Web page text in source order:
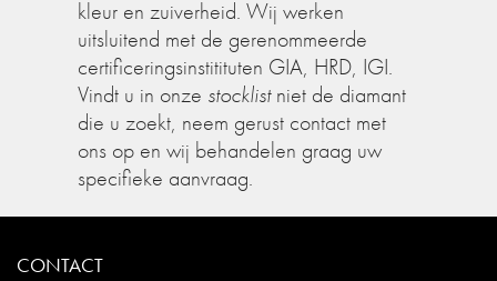
kleur en zuiverheid. Wij werken
uitsluitend met de gerenommeerde
certificeringsinstitituten GIA, HRD, IGI.
Vindt u in onze stocklistniet de diamant
die u zoekt, neem gerust contact met
ons op en wij behandelen graag uw
specifieke aanvraag.
CONTACT